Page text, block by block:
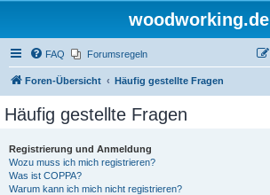
woodworking.de
FAQ Forumsregeln
Foren-Übersicht Häufig gestellte Fragen
Häufig gestellte Fragen
Registrierung und Anmeldung
Wozu muss ich mich registrieren?
Was ist COPPA?
Warum kann ich mich nicht registrieren?